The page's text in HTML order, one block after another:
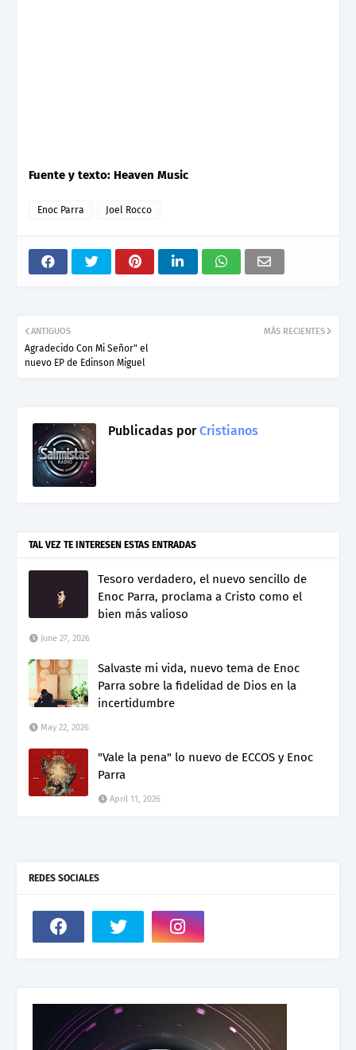
Fuente y texto: Heaven Music
Enoc Parra Joel Rocco
MÁS RECIENTES
ANTIGUOS
Agradecido Con Mi Señor" el
nuevo EP de Edinson Miguel
Publicadas porCristianos
TAL VEZ TE INTERESEN ESTAS ENTRADAS
Tesoro verdadero, el nuevo sencillo de
Enoc Parra, proclama a Cristo como el
bien más valioso
June 27, 2026
Salvaste mi vida, nuevo tema de Enoc
Parra sobre la fidelidad de Dios en la
incertidumbre
May 22, 2026
"Vale la pena" lo nuevo de ECCOS y Enoc
Parra
April 11, 2026
REDES SOCIALES